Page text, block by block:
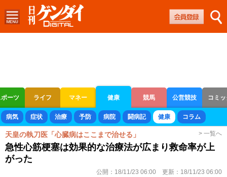
ーツ ライフ マネー 健康 競馬 公営競技 コミ
ボートレース 競輪 オートレース
病気 症状 治療 予防 病院 闘病記 健康 コラム
天皇の執刀医「心臓病はここまで治せる」 > 一覧へ
急性心筋梗塞は効果的な治療法が広まり救命率が上
がった
公開： 18/11/23 06:00 更新： 18/11/23 06:00